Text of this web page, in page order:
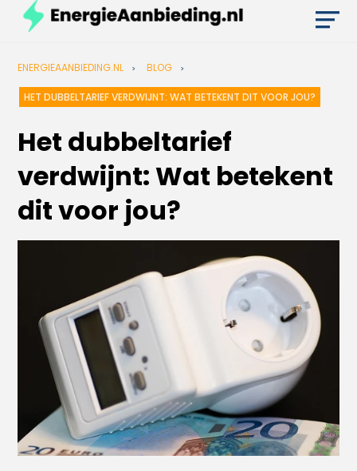
ENERGIEAANBIEDING.NL BLOG
HET DUBBELTARIEF VERDWIJNT: WAT BETEKENT DIT VOOR JOU?
Het dubbeltarief
verdwijnt: Wat betekent
dit voor jou?